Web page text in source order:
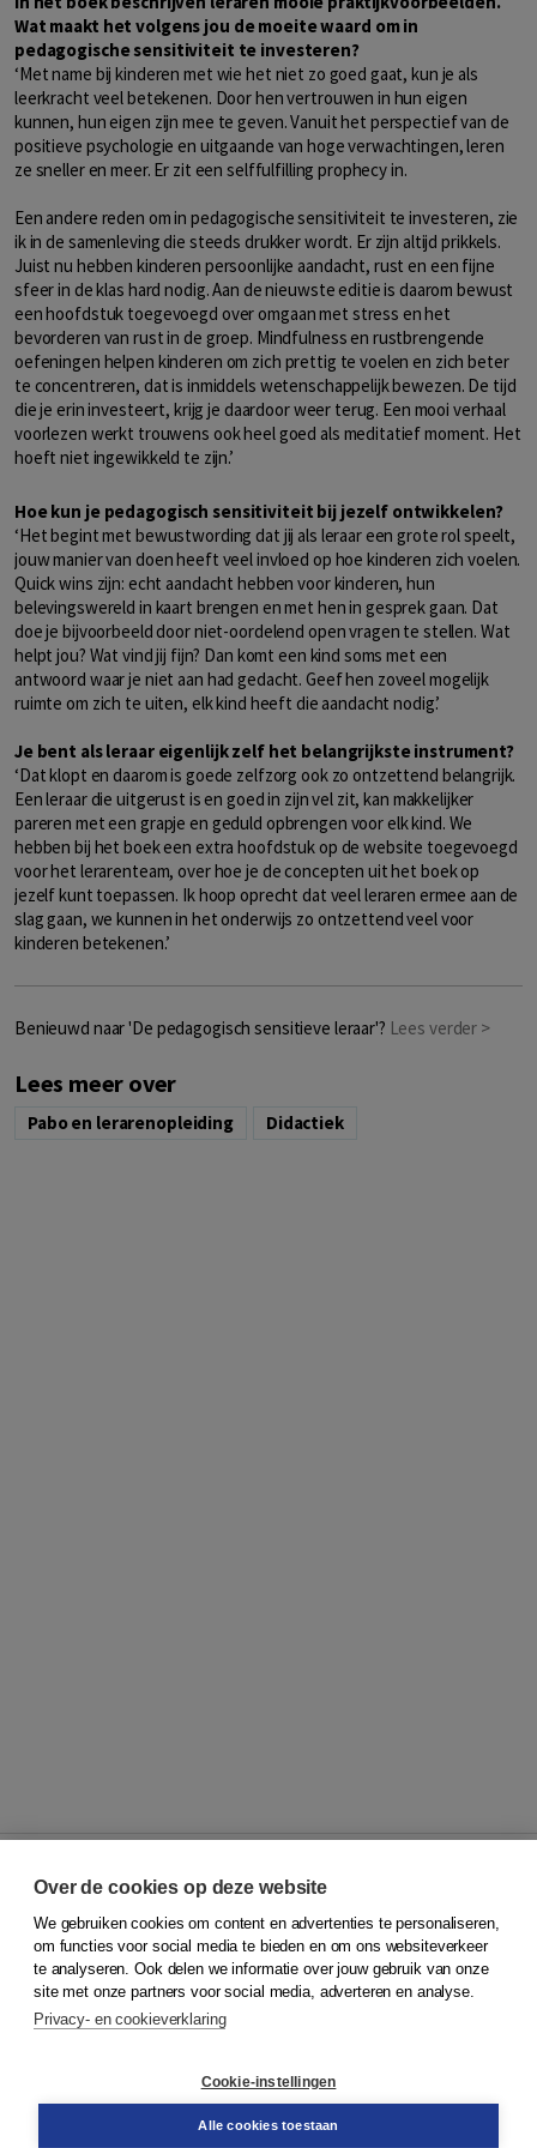
Wat maakt het volgens jou de moeite waard om in
pedagogische sensitiviteit te investeren?
‘Met name bij kinderen met wie het niet zo goed gaat, kun je als
leerkracht veel betekenen. Door hen vertrouwen in hun eigen
kunnen, hun eigen zijn mee te geven. Vanuit het perspectief van de
positieve psychologie en uitgaande van hoge verwachtingen, leren
ze sneller en meer. Er zit een selffulfilling prophecy in.
Een andere reden om in pedagogische sensitiviteit te investeren, zie
ik in de samenleving die steeds drukker wordt. Er zijn altijd prikkels.
Juist nu hebben kinderen persoonlijke aandacht, rust en een fijne
sfeer in de klas hard nodig. Aan de nieuwste editie is daarom bewust
een hoofdstuk toegevoegd over omgaan met stress en het
bevorderen van rust in de groep. Mindfulness en rustbrengende
oefeningen helpen kinderen om zich prettig te voelen en zich beter
te concentreren, dat is inmiddels wetenschappelijk bewezen. De tijd
die je erin investeert, krijg je daardoor weer terug. Een mooi verhaal
voorlezen werkt trouwens ook heel goed als meditatief moment. Het
hoeft niet ingewikkeld te zijn.’
Hoe kun je pedagogisch sensitiviteit bij jezelf ontwikkelen?
‘Het begint met bewustwording dat jij als leraar een grote rol speelt,
jouw manier van doen heeft veel invloed op hoe kinderen zich voelen.
Quick wins zijn: echt aandacht hebben voor kinderen, hun
belevingswereld in kaart brengen en met hen in gesprek gaan. Dat
doe je bijvoorbeeld door niet-oordelend open vragen te stellen. Wat
helpt jou? Wat vind jij fijn? Dan komt een kind soms met een
antwoord waar je niet aan had gedacht. Geef hen zoveel mogelijk
ruimte om zich te uiten, elk kind heeft die aandacht nodig.’
Je bent als leraar eigenlijk zelf het belangrijkste instrument?
‘Dat klopt en daarom is goede zelfzorg ook zo ontzettend belangrijk.
Een leraar die uitgerust is en goed in zijn vel zit, kan makkelijker
pareren met een grapje en geduld opbrengen voor elk kind. We
hebben bij het boek een extra hoofdstuk op de website toegevoegd
voor het lerarenteam, over hoe je de concepten uit het boek op
jezelf kunt toepassen. Ik hoop oprecht dat veel leraren ermee aan de
slag gaan, we kunnen in het onderwijs zo ontzettend veel voor
kinderen betekenen.’
Benieuwd naar 'De pedagogisch sensitieve leraar'? Lees verder >
Lees meer over
Pabo en lerarenopleiding Didactiek
© 2026Koninklijke Boom uitgevers
Klantenservice
Service & informatie
Contact
Over de cookies op deze website
We gebruiken cookies om content en advertenties te personaliseren,
om functies voor social media te bieden en om ons websiteverkeer
te analyseren. Ook delen we informatie over jouw gebruik van onze
site met onze partners voor social media, adverteren en analyse.
Privacy- en cookieverklaring
Cookie-instellingen
Alle cookies toestaan